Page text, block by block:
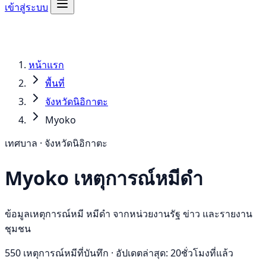
เข้าสู่ระบบ
หน้าแรก
พื้นที่
จังหวัดนิอิกาตะ
Myoko
เทศบาล · จังหวัดนิอิกาตะ
Myoko เหตุการณ์หมีดำ
ข้อมูลเหตุการณ์หมี หมีดำ จากหน่วยงานรัฐ ข่าว และรายงาน
ชุมชน
550 เหตุการณ์หมีที่บันทึก · อัปเดตล่าสุด: 20ชั่วโมงที่แล้ว